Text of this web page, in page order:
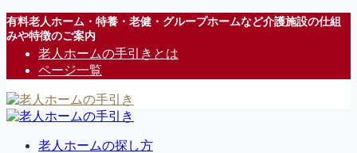
有料老人ホーム・特養・老健・グループホームなど介護施設の仕組
みや特徴のご案内
老人ホームの手引きとは
ページ一覧
老人ホームの探し方